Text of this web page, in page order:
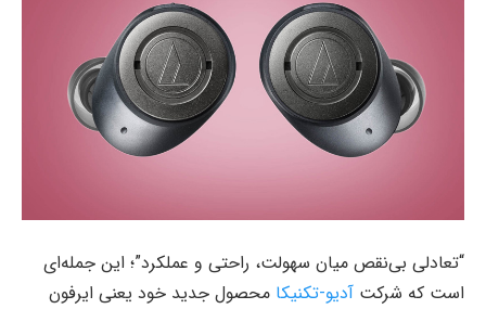
“تعادلی بی‌نقص میان سهولت، راحتی و عملکرد”؛ این جمله‌ای
است که شرکت آدیو-تکنیکا محصول جدید خود یعنی ایرفون